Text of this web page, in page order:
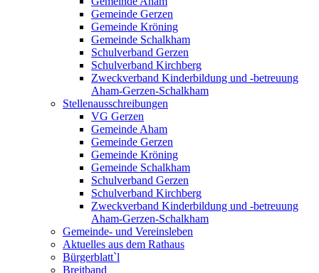
Gemeinde Gerzen
Gemeinde Kröning
Gemeinde Schalkham
Schulverband Gerzen
Schulverband Kirchberg
Zweckverband Kinderbildung und -betreuung
Aham-Gerzen-Schalkham
Stellenausschreibungen
VG Gerzen
Gemeinde Aham
Gemeinde Gerzen
Gemeinde Kröning
Gemeinde Schalkham
Schulverband Gerzen
Schulverband Kirchberg
Zweckverband Kinderbildung und -betreuung
Aham-Gerzen-Schalkham
Gemeinde- und Vereinsleben
Aktuelles aus dem Rathaus
Bürgerblatt`l
Breitband